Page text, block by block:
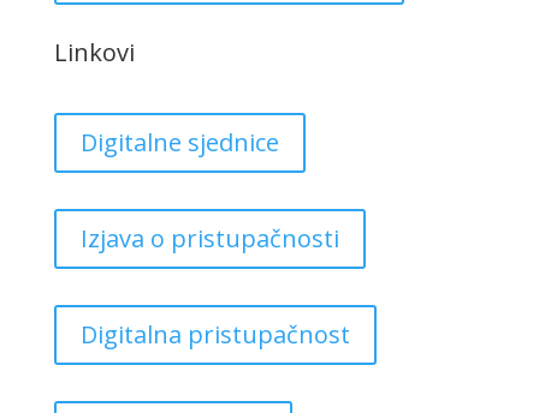
Linkovi
Digitalne sjednice
Izjava o pristupačnosti
Digitalna pristupačnost